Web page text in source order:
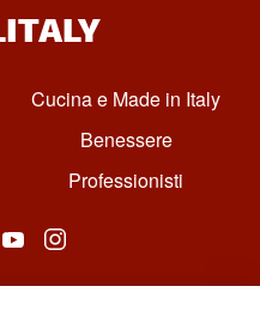
Cucina e Made in Italy
Benessere
Professionisti